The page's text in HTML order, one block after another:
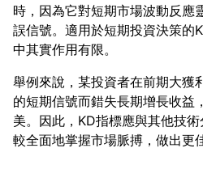
時，因為它對短期市場波動反應
誤信號。適用於短期投資決策的
舉例來說，某投資者在前期大獲
的短期信號而錯失長期增長收益
美。因此，KD指標應與其他技